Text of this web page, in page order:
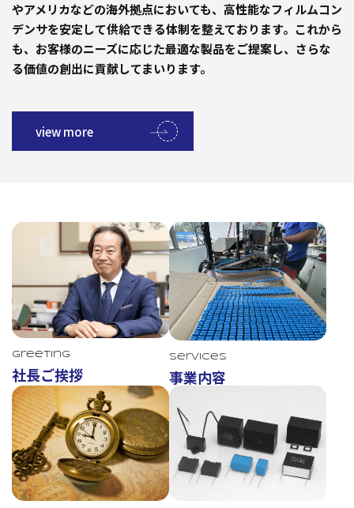
やアメリカなどの海外拠点においても、高性能なフィルムコン
デンサを安定して供給できる体制を整えております。これから
も、お客様のニーズに応じた最適な製品をご提案し、さらな
る価値の創出に貢献してまいります。
view more
TAITSU
Greeting
社長ご挨拶
Services
事業内容